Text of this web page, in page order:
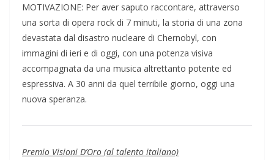
MOTIVAZIONE: Per aver saputo raccontare, attraverso
una sorta di opera rock di 7 minuti, la storia di una zona
devastata dal disastro nucleare di Chernobyl, con
immagini di ieri e di oggi, con una potenza visiva
accompagnata da una musica altrettanto potente ed
espressiva. A 30 anni da quel terribile giorno, oggi una
nuova speranza.
Premio Visioni D’Oro (al talento italiano)